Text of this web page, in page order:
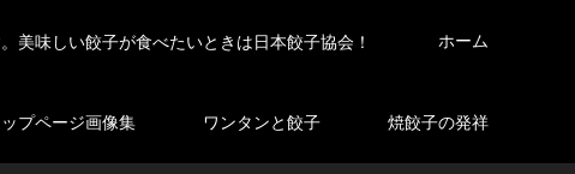
美味しい餃子が食べたいときは日本餃子協会！ ホーム
ップページ画像集 ワンタンと餃子 焼餃子の発祥